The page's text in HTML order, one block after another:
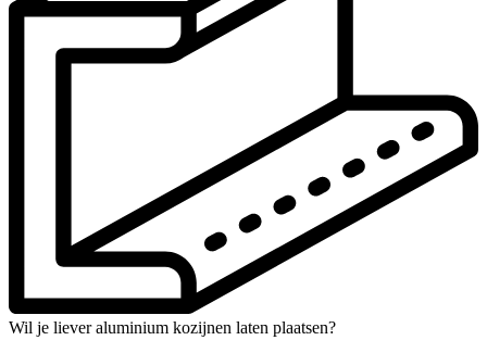
Wil je liever aluminium kozijnen laten plaatsen?